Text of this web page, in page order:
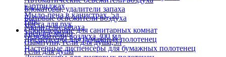
картриджах
Мыло-пена в канистрах, 5л
Паста для рук
Твердое мыло
Шампуни, гели для душа,5л
Гели для душа
Блокаторы, удалители запаха
Бытовые освежители воздуха
Удалители запаха
Освежители воздуха 300 мл
Еще
Оборудование для санитарных комнат
Диспенсеры для бумажных полотенец
Настенные диспенсеры для бумажных полотенец